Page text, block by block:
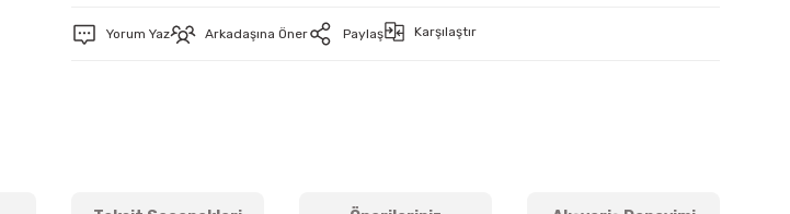
Yorum Yaz Arkadaşına Öner Paylaş Karşılaştır